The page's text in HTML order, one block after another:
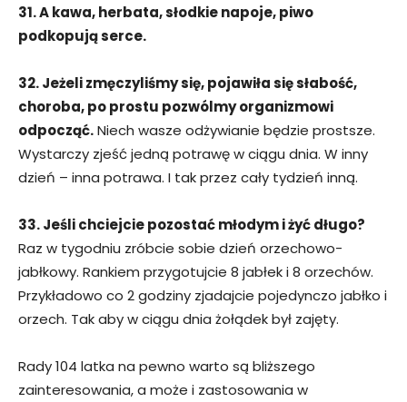
31. A kawa, herbata, słodkie napoje, piwo
podkopują serce.
32. Jeżeli zmęczyliśmy się, pojawiła się słabość,
choroba, po prostu pozwólmy organizmowi
odpocząć.Niech wasze odżywianie będzie prostsze.
Wystarczy zjeść jedną potrawę w ciągu dnia. W inny
dzień – inna potrawa. I tak przez cały tydzień inną.
33. Jeśli chciejcie pozostać młodym i żyć długo?
Raz w tygodniu zróbcie sobie dzień orzechowo-
jabłkowy. Rankiem przygotujcie 8 jabłek i 8 orzechów.
Przykładowo co 2 godziny zjadajcie pojedynczo jabłko i
orzech. Tak aby w ciągu dnia żołądek był zajęty.
Rady 104 latka na pewno warto są bliższego
zainteresowania, a może i zastosowania w